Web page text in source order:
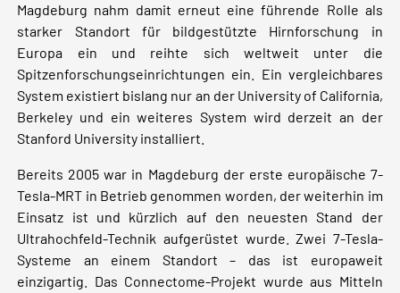
Magdeburg nahm damit erneut eine führende Rolle als
starker Standort für bildgestützte Hirnforschung in
Europa ein und reihte sich weltweit unter die
Spitzenforschungseinrichtungen ein. Ein vergleichbares
System existiert bislang nur an der University of California,
Berkeley und ein weiteres System wird derzeit an der
Stanford University installiert.
Bereits 2005 war in Magdeburg der erste europäische 7-
Tesla-MRT in Betrieb genommen worden, der weiterhin im
Einsatz ist und kürzlich auf den neuesten Stand der
Ultrahochfeld-Technik aufgerüstet wurde. Zwei 7-Tesla-
Systeme an einem Standort – das ist europaweit
einzigartig. Das Connectome-Projekt wurde aus Mitteln